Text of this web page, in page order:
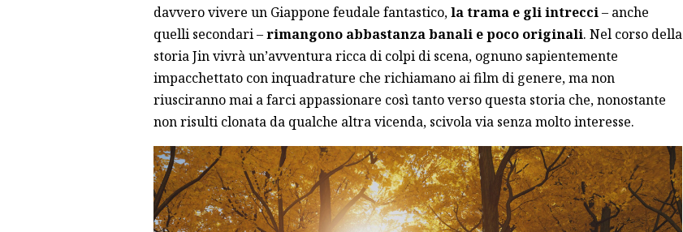
davvero vivere un Giappone feudale fantastico,la trama e gli intrecci– anche
quelli secondari –rimangono abbastanza banali e poco originali. Nel corso della
storia Jin vivrà un’avventura ricca di colpi di scena, ognuno sapientemente
impacchettato con inquadrature che richiamano ai film di genere, ma non
riusciranno mai a farci appassionare così tanto verso questa storia che, nonostante
non risulti clonata da qualche altra vicenda, scivola via senza molto interesse.